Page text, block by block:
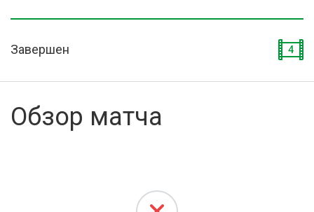
О сайте
Завершен 4
Обзор матча